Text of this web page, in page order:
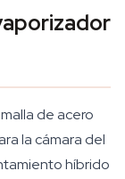
de acero
la cámara del
híbrido